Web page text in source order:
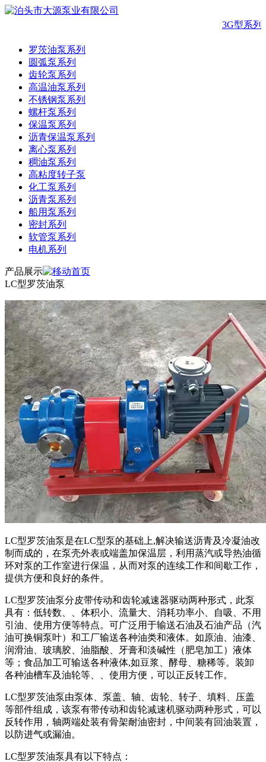
3G型系列
罗茨油泵系列
圆弧泵系列
齿轮泵系列
高温油泵系列
不锈钢泵系列
螺杆泵系列
保温泵系列
沥青保温泵系列
离心泵系列
稠油泵系列
高粘度转子泵
化工泵系列
沥青泵系列
船用泵系列
密封系列
软管泵系列
电机系列
产品展示
LC型罗茨油泵
LC型罗茨油泵是在LC型泵的基础上,解决输送沥青及冷凝油改
制而成的，在泵壳外表或端盖加保温层，利用蒸汽或导热油循
环对泵的工作室进行保温，从而对泵的连续工作和间歇工作，
提供方便和良好的条件。
LC型罗茨油泵分皮带传动和齿轮减速器驱动两种形式，此泵
具有：低转数、、体积小、流量大、消耗功率小、自吸、不用
引油、使用方便等特点。可广泛用于输送石油及石油产品（汽
油可换铜泵叶）和工厂输送各种油类和液体。如原油、油漆、
润滑油、玻璃胶、油脂酸、牙膏和淡碱性（肥皂加工）液体
等；食品加工可输送各种液体,如豆浆、酵母、糖稀等。装卸
各种油槽车及油轮等、、使用方便，可以正反转工作。
LC型罗茨油泵由泵体、泵盖、轴、齿轮、转子、填料、压盖
等部件组成，该泵有带传动和齿轮减速机驱动两种形式，可以
反转作用，轴两端处装有骨架耐油密封，中间装有回油装置，
以防进气或漏油。
LC型罗茨油泵具有以下特点：